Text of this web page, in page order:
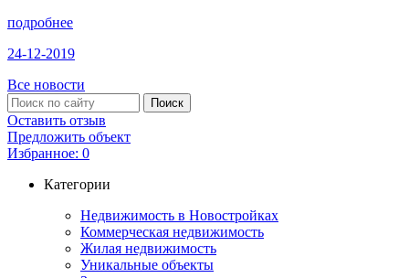
подробнее
24-12-2019
Все новости
Оставить отзыв
Предложить объект
Избранное: 0
Категории
Недвижимость в Новостройках
Коммерческая недвижимость
Жилая недвижимость
Уникальные объекты